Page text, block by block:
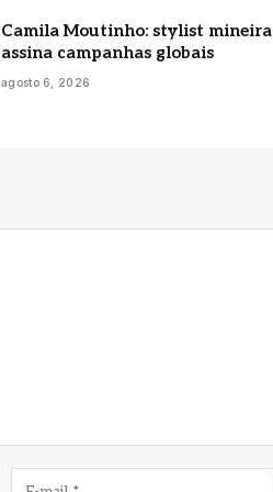
Camila Moutinho: stylist mineira
assina campanhas globais
agosto 6, 2026